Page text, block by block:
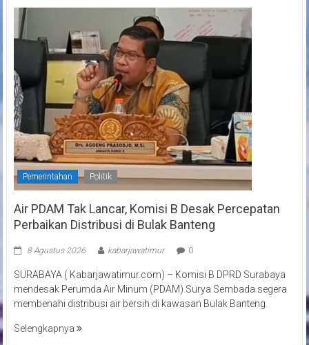
Pemerintahan Politik
Air PDAM Tak Lancar, Komisi B Desak Percepatan
Perbaikan Distribusi di Bulak Banteng
8 Agustus 2026 kabarjawatimur 0
SURABAYA ( Kabarjawatimur.com) – Komisi B DPRD Surabaya
mendesak Perumda Air Minum (PDAM) Surya Sembada segera
membenahi distribusi air bersih di kawasan Bulak Banteng.
Selengkapnya